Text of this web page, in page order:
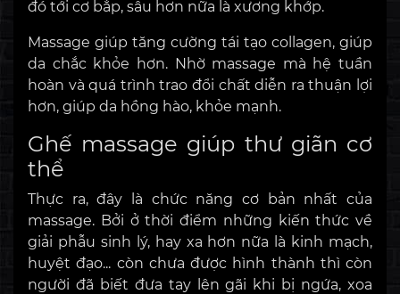
đó tới cơ bắp, sâu hơn nữa là xương khớp.
Massage giúp tăng cường tái tạo collagen, giúp
da chắc khỏe hơn. Nhờ massage mà hệ tuần
hoàn và quá trình trao đổi chất diễn ra thuận lợi
hơn, giúp da hồng hào, khỏe mạnh.
Ghế massage giúp thư giãn cơ
thể
Thực ra, đây là chức năng cơ bản nhất của
massage. Bởi ở thời điểm những kiến thức về
giải phẫu sinh lý, hay xa hơn nữa là kinh mạch,
huyệt đạo... còn chưa được hình thành thì còn
người đã biết đưa tay lên gãi khi bị ngứa, xoa